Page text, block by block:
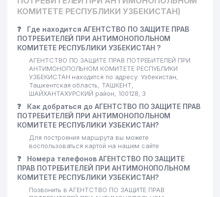
22
RESPUBLIKA
751 м
АГЕНТСТВО ПО
РЕГУЛИРОВАНИЮ
АЛКОГОЛЬНОГО И ТАБАЧНОГО
РЫНКА И РАЗВИТИЮ
ВИНОДЕЛИЯ
758 м
24
МИНИСТЕРСТВО
СТРОИТЕЛЬСТВА РЕСПУБЛИКИ
УЗБЕКИСТАН
762 м
27
МОЛОДЁЖНЫЙ ТЕАТР
УЗБЕКИСТАНА
793 м
КОМИТЕТЕ РЕСПУБЛИКИ УЗБЕКИСТАН)
❓
Где находится АГЕНТСТВО ПО ЗАЩИТЕ ПРАВ
ПОТРЕБИТЕЛЕЙ ПРИ АНТИМОНОПОЛЬНОМ
КОМИТЕТЕ РЕСПУБЛИКИ УЗБЕКИСТАН ?
АГЕНТСТВО ПО ЗАЩИТЕ ПРАВ ПОТРЕБИТЕЛЕЙ ПРИ
АНТИМОНОПОЛЬНОМ КОМИТЕТЕ РЕСПУБЛИКИ
УЗБЕКИСТАН находится по адресу: Узбекистан,
Ташкентская область, ТАШКЕНТ,
ШАЙХАНТАХУРСКИЙ район, 100128, 3
❓
Как добраться до АГЕНТСТВО ПО ЗАЩИТЕ ПРАВ
ПОТРЕБИТЕЛЕЙ ПРИ АНТИМОНОПОЛЬНОМ
КОМИТЕТЕ РЕСПУБЛИКИ УЗБЕКИСТАН?
Для построения маршрута вы можете
воспользоваться картой на нашем сайте
❓
Номера телефонов АГЕНТСТВО ПО ЗАЩИТЕ
ПРАВ ПОТРЕБИТЕЛЕЙ ПРИ АНТИМОНОПОЛЬНОМ
КОМИТЕТЕ РЕСПУБЛИКИ УЗБЕКИСТАН?
Позвонить в АГЕНТСТВО ПО ЗАЩИТЕ ПРАВ